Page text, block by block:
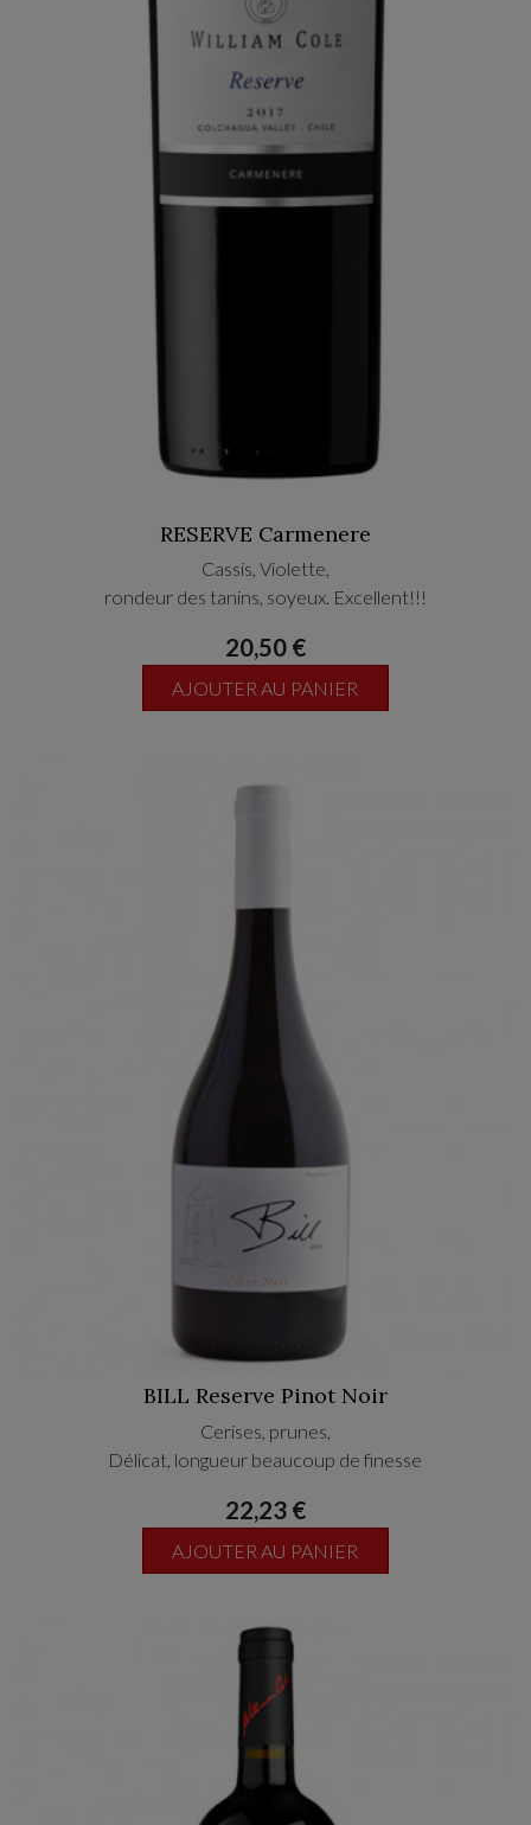
RESERVE Carmenere
Cassis, Violette,
rondeur des tanins, soyeux. Excellent!!!
20,50 €
AJOUTER AU PANIER
BILL Reserve Pinot Noir
Cerises, prunes,
Délicat, longueur beaucoup de finesse
22,23 €
AJOUTER AU PANIER